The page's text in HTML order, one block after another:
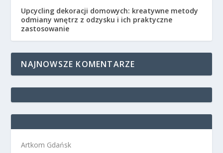
Upcycling dekoracji domowych: kreatywne metody
odmiany wnętrz z odzysku i ich praktyczne
zastosowanie
NAJNOWSZE KOMENTARZE
Artkom Gdańsk